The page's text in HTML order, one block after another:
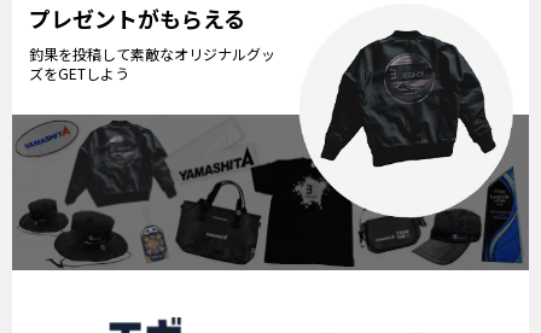
プレゼントがもらえる
釣果を投稿して素敵なオリジナルグッ
ズをGETしよう